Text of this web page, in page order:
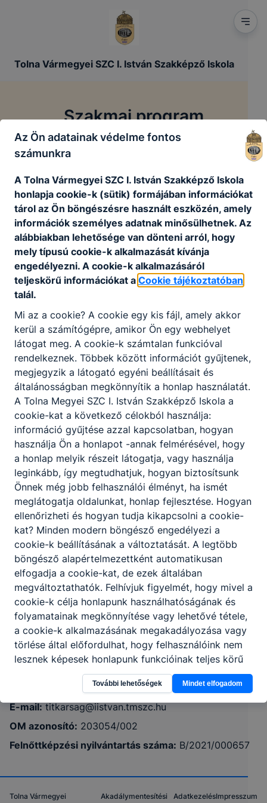
Tolna Vármegyei SZC I. István Szakképző Iskola
Szakmai program
Főoldal / Szakmai program
Szakmai program
Partnereink
Tolna Vármegyei SZC I. István Szakképző
Iskola
7030 Paks, Iskola u. 7.
+36/75/311-278
E-mail: titkarsag@iistvan.tmszc.hu
OM azonosító: 203054/002
Felnőttképzési nyilvántartás száma: B/2021/000657
Tolna Vármegyei
Akadálymentesítési
AdatkezelésImpresszum
Az Ön adatainak védelme fontos
számunkra
A Tolna Vármegyei SZC I. István Szakképző Iskola
honlapja cookie-k (sütik) formájában információkat
tárol az Ön böngészésre használt eszközén, amely
információk személyes adatnak minősülhetnek. Az
alábbiakban lehetősége van dönteni arról, hogy
mely típusú cookie-k alkalmazását kívánja
engedélyezni. A cookie-k alkalmazásáról
teljeskörű információkat a Cookie tájékoztatóban
talál.
Mi az a cookie? A cookie egy kis fájl, amely akkor
kerül a számítógépre, amikor Ön egy webhelyet
látogat meg. A cookie-k számtalan funkcióval
rendelkeznek. Többek között információt gyűjtenek,
megjegyzik a látogató egyéni beállításait és
általánosságban megkönnyítik a honlap használatát.
A Tolna Megyei SZC I. István Szakképző Iskola a
cookie-kat a következő célokból használja:
információ gyűjtése azzal kapcsolatban, hogyan
használja Ön a honlapot -annak felmérésével, hogy
a honlap melyik részeit látogatja, vagy használja
leginkább, így megtudhatjuk, hogyan biztosítsunk
Önnek még jobb felhasználói élményt, ha ismét
meglátogatja oldalunkat, honlap fejlesztése. Hogyan
ellenőrizheti és hogyan tudja kikapcsolni a cookie-
kat? Minden modern böngésző engedélyezi a
cookie-k beállításának a változtatását. A legtöbb
böngésző alapértelmezettként automatikusan
elfogadja a cookie-kat, de ezek általában
megváltoztathatók. Felhívjuk figyelmét, hogy mivel a
cookie-k célja honlapunk használhatóságának és
folyamatainak megkönnyítése vagy lehetővé tétele,
a cookie-k alkalmazásának megakadályozása vagy
törlése által előfordulhat, hogy felhasználóink nem
lesznek képesek honlapunk funkcióinak teljes körű
használatára, vagy a honlap a tervezettől eltérően
fog működni böngészőjében.
További lehetőségek Mindet elfogadom